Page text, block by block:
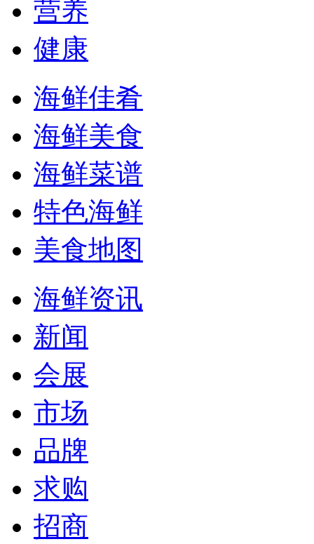
营养
健康
海鲜佳肴
海鲜美食
海鲜菜谱
特色海鲜
美食地图
海鲜资讯
新闻
会展
市场
品牌
求购
招商